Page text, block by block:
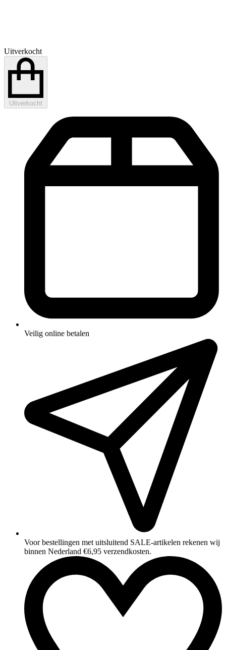
Uitverkocht
Uitverkocht
Veilig online betalen
Voor bestellingen met uitsluitend SALE‑artikelen rekenen wij
binnen Nederland €6,95 verzendkosten.